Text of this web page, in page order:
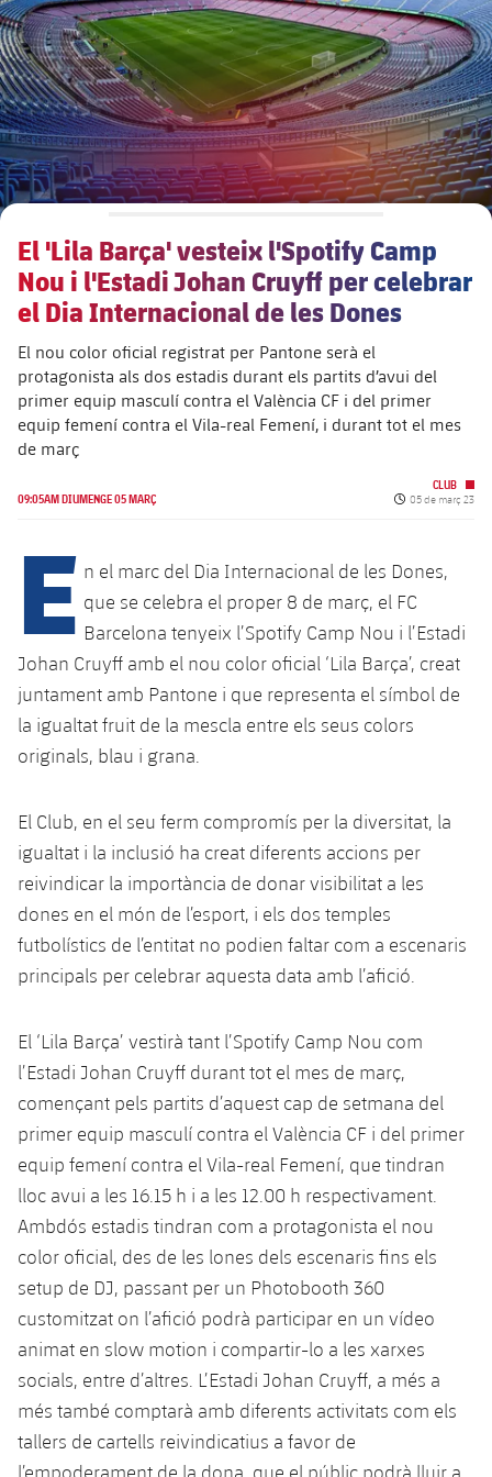
plusicon
més
Junta Directiva
Estructura executiva
chevron-right
label.aria.chevronright
Òrgans
chevron-right
label.aria.chevronright
Documents
chevron-right
label.aria.chevronright
Comissions i òrgans
chevron-right
label.aria.chevronright
plusicon
més
Barça Academy
Més que un club
Masia 360
La Masia
plusicon
més
Dècada a dècada
Presidents
Jugadors de llegenda
Entrenadors
plusicon
més
Instal·lacions
Spotify Camp Nou
Barça Cafe
Ciutat Esportiva
La Masia
plusicon
més
Serveis
Accessibilitat
plusicon
més
Instal·lacions
Calendari
Entrades
Resultats
Classificació
Jugadores
Palmarès
Fotos
Jugadores històriques
Actualitat
Calendari
Entrades
Resultats
Classificació
Jugadors
Fotos
Història
Barça Legends
plusicon
més
Contacte
Jugadors
Partits
Notícies
Sobre Nosaltres
Formatiu masculí
plusicon
més
Actualitat
Fotos
Juvenil A
Juvenil B
SUB16
SUB15
SUB11 A
SUB11 B
SUB10 A
SUB10 B
SUB9 A
SUB9 B
SUB8 A
SUB8 B
Formatiu femení
plusicon
més
Fotos
Femení B
Femení C
Juvenil
SUB12 C
SUB11 C
Campus Estiu
PLUSICON
MÉS
Primer Equip
plusicon
més
Calendari
Gameday Shows
Resultats
Classificacions
Jugadors
Fotos
Història
Palmarès
Base
Junior
Cadet A
Cadet B
Infantil B
Mini
Campus Estiu
PLUSICON
MÉS
Primer Equip
plusicon
més
Actualitat
Calendari
Resultats
Classificació
Jugadors
Història
Palmarès
Barça Atlètic
plusicon
més
Actualitat
Resultats
Classificació
Jugadors
plusicon
més
Juvenil
Cadet A
Cadet B
Infantil B
PLUSICON
MÉS
Primer equip
Actualitat
Calendari
Resultats
Classificació
Jugadors
Fotos
Palmarès
Història
Barça Atlètic
Actualitat
Calendari
Jugadors
Classificació
Base
plusicon
més
Actualitat
Juvenil
Cadet
Infantil
Aleví
Campus Verano
PLUSICON
MÉS
Primer equip
plusicon
més
Actualitat
Calendari
Entrades
Resultats
Classificació
Barça Atlètic
plusicon
més
Calendari
Resultats
Jugadors
Base
plusicon
més
Actualitat
Barça C
Junior
Campus Estiu
PLUSICON
MÉS
Informació general
plusicon
més
El 'Lila Barça' vesteix l'Spotify Camp
Nou i l'Estadi Johan Cruyff per celebrar
el Dia Internacional de les Dones
El nou color oficial registrat per Pantone serà el
protagonista als dos estadis durant els partits d’avui del
primer equip masculí contra el València CF i del primer
equip femení contra el Vila-real Femení, i durant tot el mes
de març
09:05AM DIUMENGE 05 MARÇ
CLUB
Data de
05 de març 23
E n el marc del Dia Internacional de les Dones,
que se celebra el proper 8 de març, el FC
Barcelona tenyeix l’Spotify Camp Nou i l’Estadi
Johan Cruyff amb el nou color oficial ‘Lila Barça’, creat
juntament amb Pantone i que representa el símbol de
la igualtat fruit de la mescla entre els seus colors
originals, blau i grana.
El Club, en el seu ferm compromís per la diversitat, la
igualtat i la inclusió ha creat diferents accions per
reivindicar la importància de donar visibilitat a les
dones en el món de l’esport, i els dos temples
futbolístics de l’entitat no podien faltar com a escenaris
principals per celebrar aquesta data amb l’afició.
El ‘Lila Barça’ vestirà tant l’Spotify Camp Nou com
l’Estadi Johan Cruyff durant tot el mes de març,
començant pels partits d’aquest cap de setmana del
primer equip masculí contra el València CF i del primer
equip femení contra el Vila-real Femení, que tindran
lloc avui a les 16.15 h i a les 12.00 h respectivament.
Ambdós estadis tindran com a protagonista el nou
color oficial, des de les lones dels escenaris fins els
setup de DJ, passant per un Photobooth 360
customitzat on l’afició podrà participar en un vídeo
animat en slow motion i compartir-lo a les xarxes
socials, entre d’altres. L’Estadi Johan Cruyff, a més a
més també comptarà amb diferents activitats com els
tallers de cartells reivindicatius a favor de
l’empoderament de la dona, que el públic podrà lluir a